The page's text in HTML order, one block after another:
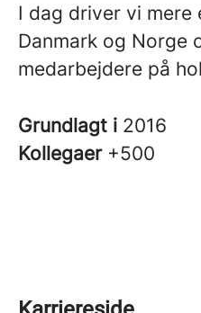
I dag driver vi mere
Danmark og Norge
medarbejdere på
Grundlagt i 2016
Kollegaer +500